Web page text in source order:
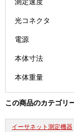
測定速度
光コネクタ
電源
本体寸法
本体重量
この商品のカテゴリ
イーサネット測定機器